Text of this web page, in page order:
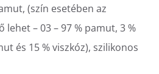
(szín esetében az
– 03 – 97 % pamut, 3 %
és 15 % viszkóz), szilikonos